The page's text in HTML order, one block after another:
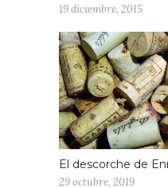
19 diciembre, 2015
El descorche de
29 octubre, 2019